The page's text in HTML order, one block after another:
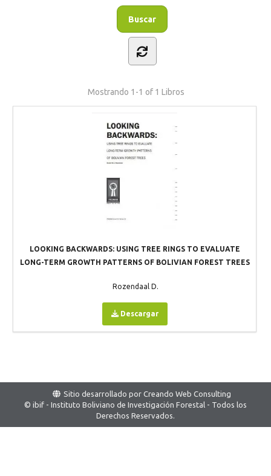
Mostrando 1-1 of 1 Libros
LOOKING BACKWARDS: USING TREE RINGS TO EVALUATE
LONG-TERM GROWTH PATTERNS OF BOLIVIAN FOREST TREES
Rozendaal D.
Descargar
Sitio desarrollado por Creando Web Consulting
© ibif - Instituto Boliviano de Investigación Forestal - Todos los
Derechos Reservados.